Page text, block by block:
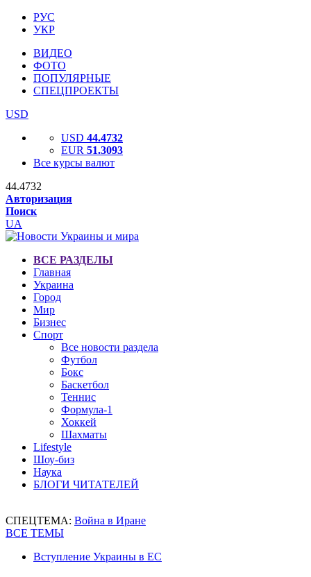
РУС
УКР
ВИДЕО
ФОТО
ПОПУЛЯРНЫЕ
СПЕЦПРОЕКТЫ
USD
USD 44.4732
EUR 51.3093
Все курсы валют
44.4732
Авторизация
Поиск
UA
ВСЕ РАЗДЕЛЫ
Главная
Украина
Город
Мир
Бизнес
Спорт
Все новости раздела
Футбол
Бокс
Баскетбол
Теннис
Формула-1
Хоккей
Шахматы
Lifestyle
Шоу-биз
Наука
БЛОГИ ЧИТАТЕЛЕЙ
СПЕЦТЕМА: Война в Иране
ВСЕ ТЕМЫ
Вступление Украины в ЕС